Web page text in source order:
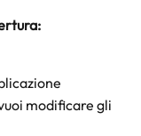
modificare gli